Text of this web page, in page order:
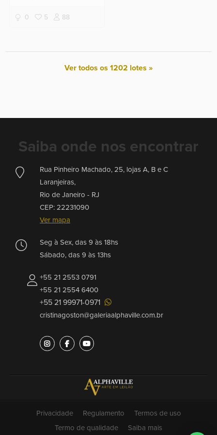
brasileiras.
0 5 88
Ver todos os 1202 lotes »
Saiba onde nos encontrar
Rua Pinheiro Machado, 25, lojas A, B e C
Laranjeiras,
Rio de Janeiro - RJ
CEP: 22231090
Ver mapa
Seg à Sex, das 9 às 18hs
Sábado, das 9 às 13hs
+55 21 2553 0791
+55 21 2554 6400
+55 21 99971-0971
cristinagoston@galeriaalphaville.com.br
Privacidade Regulamento
Termos de uso
Termo de qualidade
Saiba mais